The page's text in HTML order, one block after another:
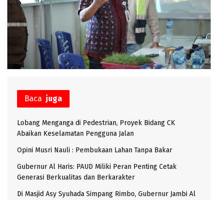
Baca juga
Lobang Menganga di Pedestrian, Proyek Bidang CK
Abaikan Keselamatan Pengguna Jalan
Opini Musri Nauli : Pembukaan Lahan Tanpa Bakar
Gubernur Al Haris: PAUD Miliki Peran Penting Cetak
Generasi Berkualitas dan Berkarakter
Di Masjid Asy Syuhada Simpang Rimbo, Gubernur Jambi Al